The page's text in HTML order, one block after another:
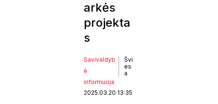
arkės
projekta
s
Savivaldyb
ė
informuoja
Švi
es
a
2025.03.20 13:35